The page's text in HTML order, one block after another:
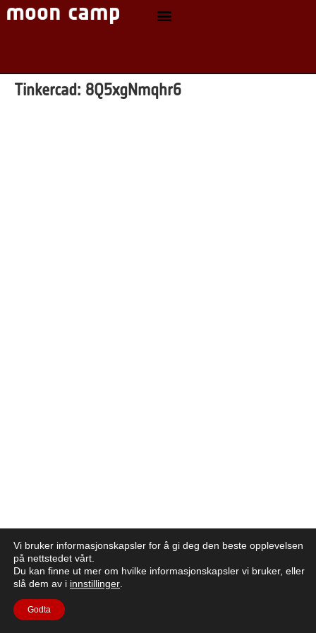
Tinkercad: 8Q5xgNmqhr6
Vi bruker informasjonskapsler for å gi deg den beste opplevelsen
på nettstedet vårt.
Du kan finne ut mer om hvilke informasjonskapsler vi bruker, eller
slå dem av i innstillinger
Godta